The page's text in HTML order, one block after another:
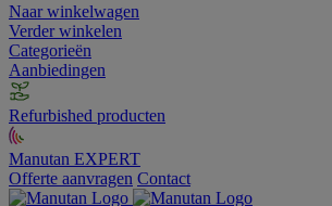
Naar winkelwagen
Verder winkelen
Categorieën
Aanbiedingen
Refurbished producten
Manutan EXPERT
Offerte aanvragen Contact